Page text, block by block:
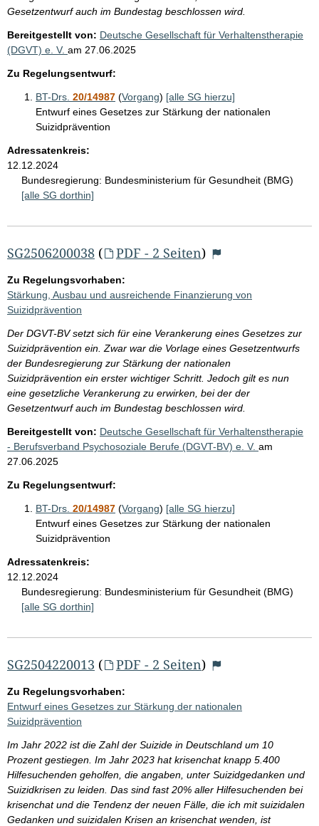
Gesetzentwurf auch im Bundestag beschlossen wird.
Bereitgestellt von: Deutsche Gesellschaft für Verhaltenstherapie
(DGVT) e. V. am 27.06.2025
Zu Regelungsentwurf:
BT-Drs. 20/14987 (Vorgang) [alle SG hierzu]
Entwurf eines Gesetzes zur Stärkung der nationalen
Suizidprävention
Adressatenkreis:
12.12.2024
Bundesregierung: Bundesministerium für Gesundheit (BMG)
[alle SG dorthin]
SG2506200038 ( PDF - 2 Seiten)
Zu Regelungsvorhaben:
Stärkung, Ausbau und ausreichende Finanzierung von
Suizidprävention
Der DGVT-BV setzt sich für eine Verankerung eines Gesetzes zur
Suizidprävention ein. Zwar war die Vorlage eines Gesetzentwurfs
der Bundesregierung zur Stärkung der nationalen
Suizidprävention ein erster wichtiger Schritt. Jedoch gilt es nun
eine gesetzliche Verankerung zu erwirken, bei der der
Gesetzentwurf auch im Bundestag beschlossen wird.
Bereitgestellt von: Deutsche Gesellschaft für Verhaltenstherapie
- Berufsverband Psychosoziale Berufe (DGVT-BV) e. V. am
27.06.2025
Zu Regelungsentwurf:
BT-Drs. 20/14987 (Vorgang) [alle SG hierzu]
Entwurf eines Gesetzes zur Stärkung der nationalen
Suizidprävention
Adressatenkreis:
12.12.2024
Bundesregierung: Bundesministerium für Gesundheit (BMG)
[alle SG dorthin]
SG2504220013 ( PDF - 2 Seiten)
Zu Regelungsvorhaben:
Entwurf eines Gesetzes zur Stärkung der nationalen
Suizidprävention
Im Jahr 2022 ist die Zahl der Suizide in Deutschland um 10
Prozent gestiegen. Im Jahr 2023 hat krisenchat knapp 5.400
Hilfesuchenden geholfen, die angaben, unter Suizidgedanken und
Suizidkrisen zu leiden. Das sind fast 20% aller Hilfesuchenden bei
krisenchat und die Tendenz der neuen Fälle, die ich mit suizidalen
Gedanken und suizidalen Krisen an krisenchat wenden, ist